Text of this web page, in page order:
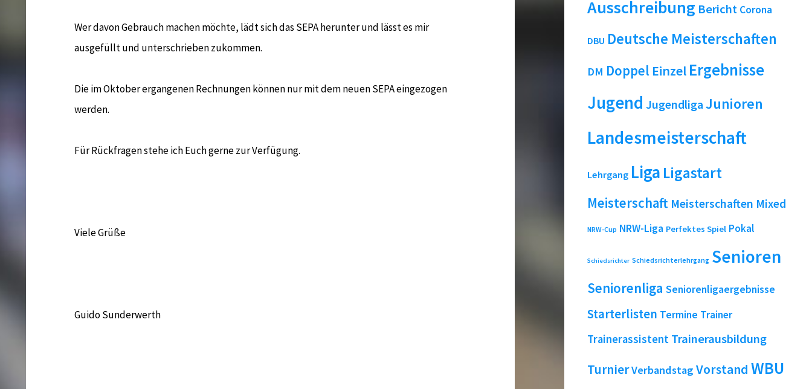
Wer davon Gebrauch machen möchte, lädt sich das SEPA herunter und lässt es mir
ausgefüllt und unterschrieben zukommen.
Die im Oktober ergangenen Rechnungen können nur mit dem neuen SEPA eingezogen
werden.
Für Rückfragen stehe ich Euch gerne zur Verfügung.
Viele Grüße
Guido Sunderwerth
Ausschreibung Bericht Corona
DBU Deutsche Meisterschaften
DM Doppel Einzel Ergebnisse
Jugend Jugendliga Junioren
Landesmeisterschaft
Lehrgang Liga Ligastart
Meisterschaft Meisterschaften Mixed
NRW-Cup NRW-Liga Perfektes Spiel Pokal
Schiedsrichter Schiedsrichterlehrgang Senioren
Seniorenliga Seniorenligaergebnisse
Starterlisten Termine Trainer
Trainerassistent Trainerausbildung
TurnierVerbandstag Vorstand WBU